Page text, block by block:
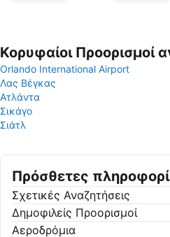
Κορυφαίοι Προορισμοί
Orlando International Airport
Λας Βέγκας
Ατλάντα
Σικάγο
Σιάτλ
Πρόσθετες
Σχετικές Αναζητήσεις
Δημοφιλείς Προορισμοί
Αεροδρόμια